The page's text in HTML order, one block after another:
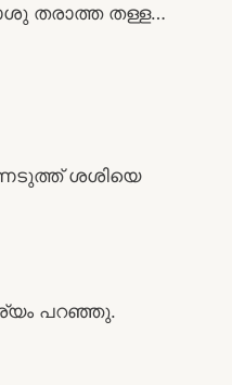
തരാത്ത തള്ള…
ശശിയെ
പറഞ്ഞു.